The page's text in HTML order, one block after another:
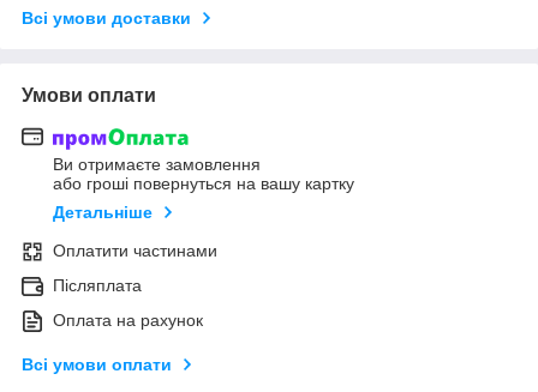
Всі умови доставки
Умови оплати
Ви отримаєте замовлення
або гроші повернуться на вашу картку
Детальніше
Оплатити частинами
Післяплата
Оплата на рахунок
Всі умови оплати